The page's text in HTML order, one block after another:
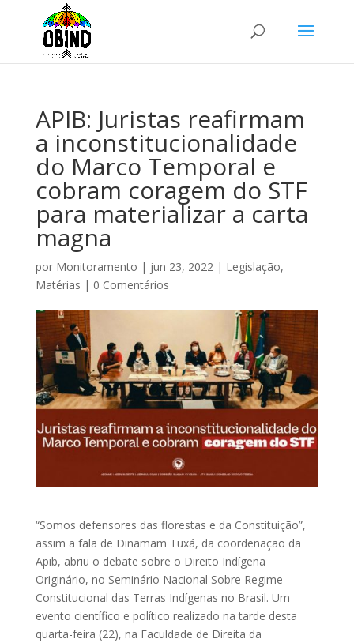
APIB: Juristas reafirmam
a inconstitucionalidade
do Marco Temporal e
cobram coragem do STF
para materializar a carta
magna
por Monitoramento | jun 23, 2022| Legislação,
Matérias | 0 Comentários
“Somos defensores das florestas e da Constituição”,
assim a fala de Dinamam Tuxá, da coordenação da
Apib, abriu o debate sobre o Direito Indígena
Originário, no Seminário Nacional Sobre Regime
Constitucional das Terras Indígenas no Brasil. Um
evento científico e político realizado na tarde desta
quarta-feira (22), na Faculdade de Direita da